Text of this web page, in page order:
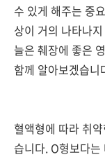
수 있게 해주는 중
상이 거의 나타나
늘은 췌장에 좋은
함께 알아보겠습니
혈액형에 따라 취
습니다. O형보다